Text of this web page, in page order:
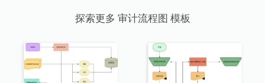
探索更多 审计流程图 模板